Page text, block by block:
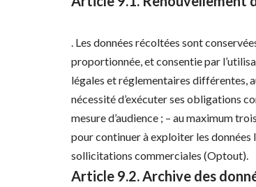
. Les données récoltées sont
proportionnée, et consentie par
légales et réglementaires différentes,
nécessité d’exécuter ses obligations
mesure d’audience ; – au maximum
pour continuer à exploiter les données
sollicitations commerciales (Optout).
Article 9.2. Archive des